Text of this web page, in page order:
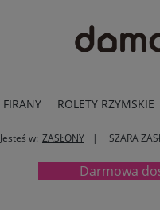
FIRANY ROLETY RZYMSKIE
Jesteś w: ZASŁONY SZARA
Darmowa